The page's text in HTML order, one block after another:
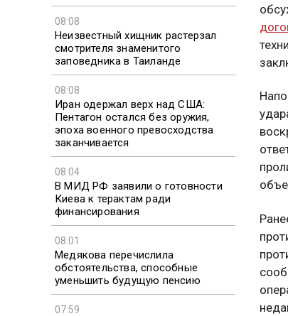
08:08
Неизвестный хищник растерзал
смотрителя знаменитого
заповедника в Таиланде
08:08
Иран одержал верх над США:
Пентагон остался без оружия,
эпоха военного превосходства
заканчивается
08:04
В МИД РФ заявили о готовности
Киева к терактам ради
финансирования
08:01
Медякова перечислила
обстоятельства, способные
уменьшить будущую пенсию
07:59